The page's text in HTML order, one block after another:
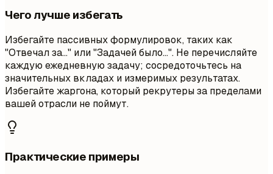
Чего лучше избегать
Избегайте пассивных формулировок, таких как
"Отвечал за..." или "Задачей было...". Не перечисляйте
каждую ежедневную задачу; сосредоточьтесь на
значительных вкладах и измеримых результатах.
Избегайте жаргона, который рекрутеры за пределами
вашей отрасли не поймут.
Практические примеры